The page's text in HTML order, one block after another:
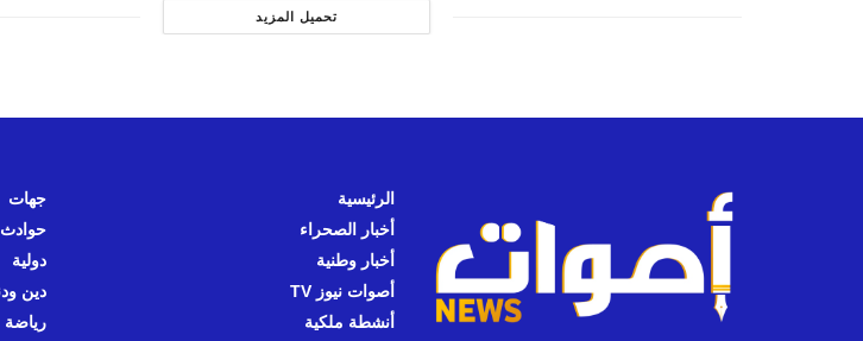
تحميل المزيد
الرئيسية
أخبار الصحراء
أخبار وطنية
أصوات نيوز TV
أنشطة ملكية
جهات
حوادث
دولية
دين
رياضة